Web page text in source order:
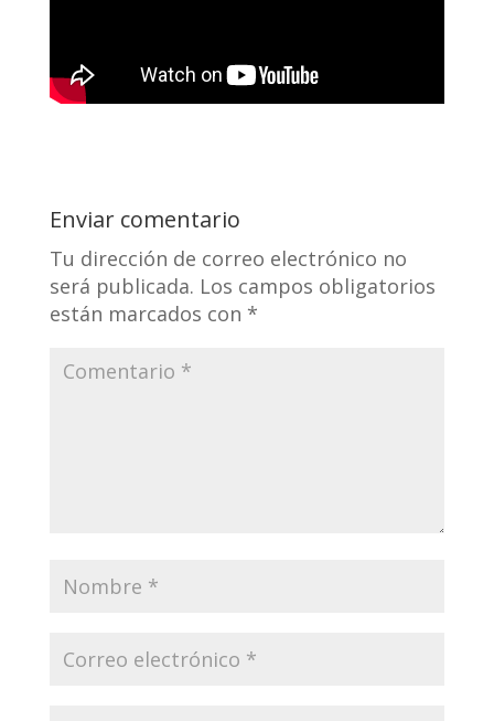
Enviar comentario
Tu dirección de correo electrónico no
será publicada. Los campos obligatorios
están marcados con *